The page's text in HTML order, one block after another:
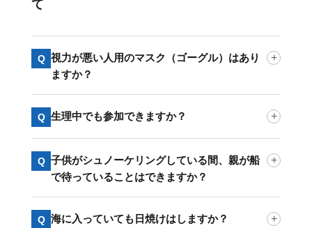
て
Q 視力が悪い人用のマスク（ゴーグル）はあり
ますか？
+
Q 生理中でも参加できますか？ +
Q 子供がシュノーケリングしている間、親が船
で待っていることはできますか？
+
Q 海に入っていても日焼けはしますか？ +